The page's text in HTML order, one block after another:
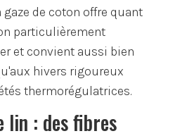
gaze de coton offre quant
particulièrement
et convient aussi bien
hivers rigoureux
thermorégulatrices.
lin : des fibres